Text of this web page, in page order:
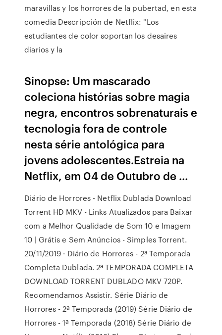
maravillas y los horrores de la pubertad, en esta
comedia Descripción de Netflix: "Los
estudiantes de color soportan los desaires
diarios y la
Sinopse: Um mascarado
coleciona histórias sobre magia
negra, encontros sobrenaturais e
tecnologia fora de controle
nesta série antológica para
jovens adolescentes.Estreia na
Netflix, em 04 de Outubro de …
Diário de Horrores - Netflix Dublada Download
Torrent HD MKV - Links Atualizados para Baixar
com a Melhor Qualidade de Som 10 e Imagem
10 | Grátis e Sem Anúncios - Simples Torrent.
20/11/2019 · Diário de Horrores - 2ª Temporada
Completa Dublada. 2ª TEMPORADA COMPLETA
DOWNLOAD TORRENT DUBLADO MKV 720P.
Recomendamos Assistir. Série Diário de
Horrores - 2ª Temporada (2019) Série Diário de
Horrores - 1ª Temporada (2018) Série Diário de